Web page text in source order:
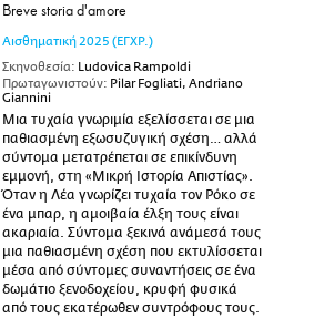
Breve storia d'amore
Αισθηματική 2025 (ΕΓΧΡ.)
Σκηνοθεσία: Ludovica Rampoldi
Πρωταγωνιστούν: Pilar Fogliati, Andriano
Giannini
Μια τυχαία γνωριμία εξελίσσεται σε μια
παθιασμένη εξωσυζυγική σχέση… αλλά
σύντομα μετατρέπεται σε επικίνδυνη
εμμονή, στη «Μικρή Ιστορία Απιστίας».
Όταν η Λέα γνωρίζει τυχαία τον Ρόκο σε
ένα μπαρ, η αμοιβαία έλξη τους είναι
ακαριαία. Σύντομα ξεκινά ανάμεσά τους
μια παθιασμένη σχέση που εκτυλίσσεται
μέσα από σύντομες συναντήσεις σε ένα
δωμάτιο ξενοδοχείου, κρυφή φυσικά
από τους εκατέρωθεν συντρόφους τους.